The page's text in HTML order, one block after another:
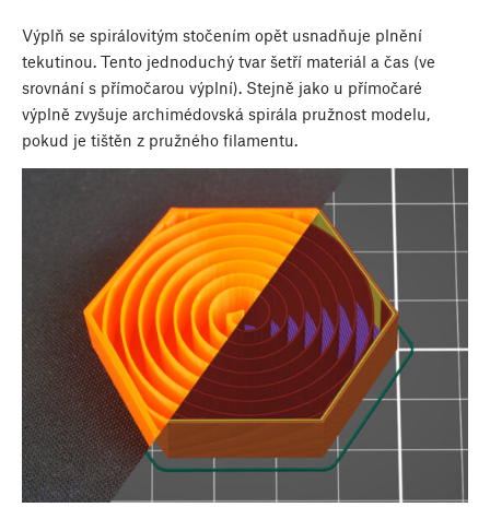
Výplň se spirálovitým stočením opět usnadňuje plnění
tekutinou. Tento jednoduchý tvar šetří materiál a čas (ve
srovnání s přímočarou výplní). Stejně jako u přímočaré
výplně zvyšuje archimédovská spirála pružnost modelu,
pokud je tištěn z pružného filamentu.